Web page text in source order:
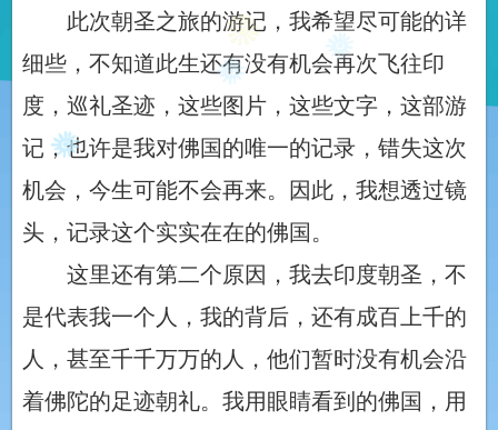
此次朝圣之旅的游记，我希望尽可能的详
细些，不知道此生还有没有机会再次飞往印
度，巡礼圣迹，这些图片，这些文字，这部游
记，也许是我对佛国的唯一的记录，错失这次
机会，今生可能不会再来。因此，我想透过镜
头，记录这个实实在在的佛国。
这里还有第二个原因，我去印度朝圣，不
是代表我一个人，我的背后，还有成百上千的
人，甚至千千万万的人，他们暂时没有机会沿
着佛陀的足迹朝礼。我用眼睛看到的佛国，用